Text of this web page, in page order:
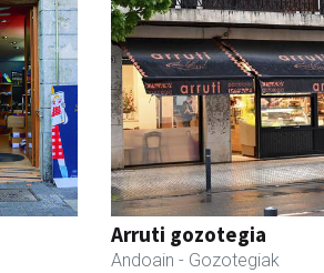
Arruti gozotegia
Andoain - Gozotegiak